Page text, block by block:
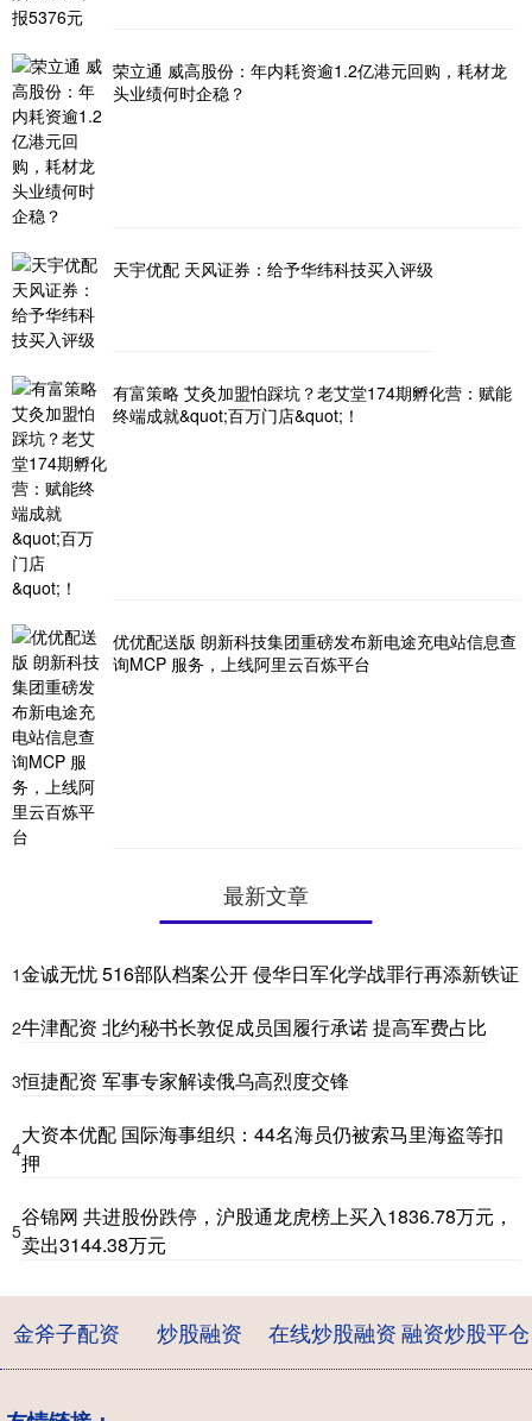
荣立通 威高股份：年内耗资逾1.2亿港元回购，耗材龙
头业绩何时企稳？
天宇优配 天风证券：给予华纬科技买入评级
有富策略 艾灸加盟怕踩坑？老艾堂174期孵化营：赋能
终端成就&quot;百万门店&quot;！
优优配送版 朗新科技集团重磅发布新电途充电站信息查
询MCP 服务，上线阿里云百炼平台
最新文章
1金诚无忧 516部队档案公开 侵华日军化学战罪行再添新铁证
2牛津配资 北约秘书长敦促成员国履行承诺 提高军费占比
3恒捷配资 军事专家解读俄乌高烈度交锋
4
大资本优配 国际海事组织：44名海员仍被索马里海盗等扣
押
5
谷锦网 共进股份跌停，沪股通龙虎榜上买入1836.78万元，
卖出3144.38万元
金斧子配资 炒股融资 在线炒股融资融资炒股平仓